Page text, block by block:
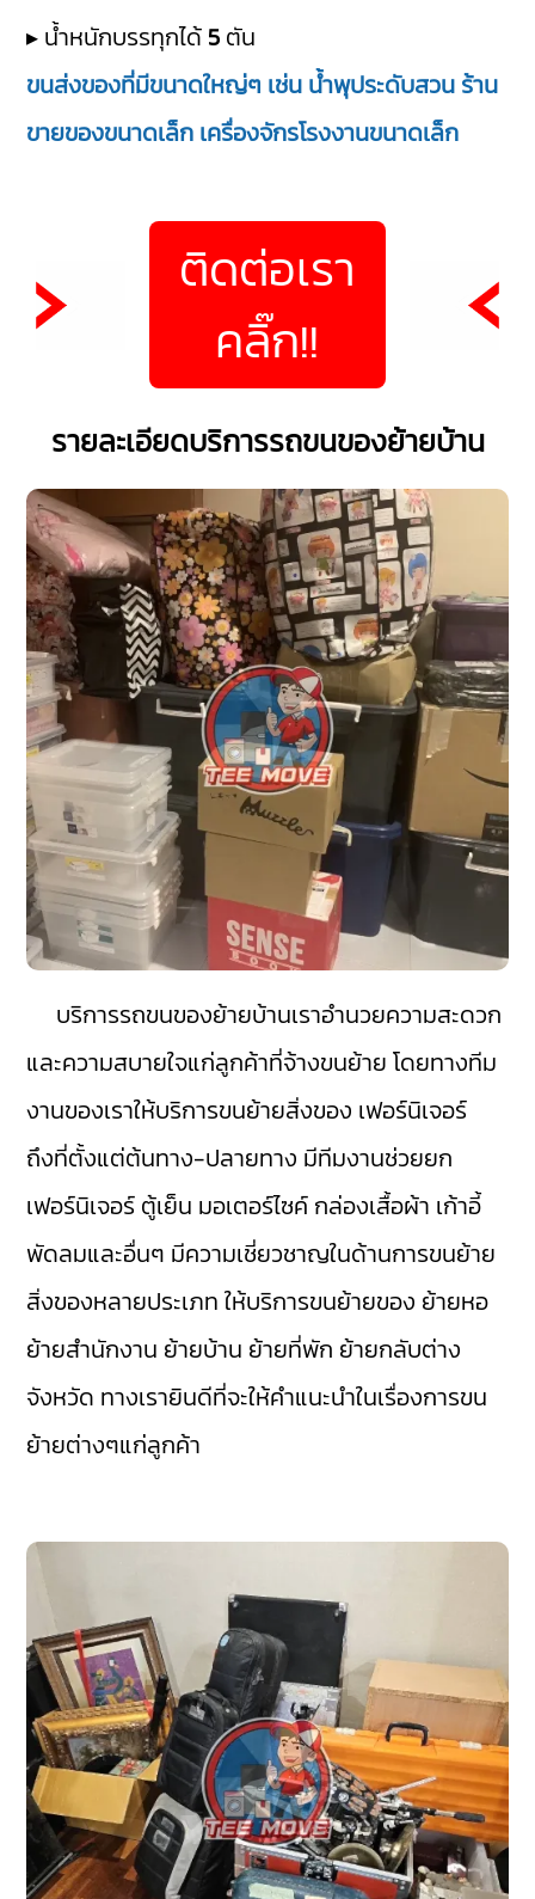
▸ น้ำหนักบรรทุกได้ 5 ตัน
ขนส่งของที่มีขนาดใหญ่ๆ เช่น น้ำพุประดับสวน ร้าน
ขายของขนาดเล็ก เครื่องจักรโรงงานขนาดเล็ก
ติดต่อเรา
คลิ๊ก!!
รายละเอียดบริการรถขนของย้ายบ้าน
บริการรถขนของย้ายบ้านเราอำนวยความสะดวก
และความสบายใจแก่ลูกค้าที่จ้างขนย้าย โดยทางทีม
งานของเราให้บริการขนย้ายสิ่งของ เฟอร์นิเจอร์
ถึงที่ตั้งแต่ต้นทาง-ปลายทาง มีทีมงานช่วยยก
เฟอร์นิเจอร์ ตู้เย็น มอเตอร์ไซค์ กล่องเสื้อผ้า เก้าอี้
พัดลมและอื่นๆ มีความเชี่ยวชาญในด้านการขนย้าย
สิ่งของหลายประเภท ให้บริการขนย้ายของ ย้ายหอ
ย้ายสำนักงาน ย้ายบ้าน ย้ายที่พัก ย้ายกลับต่าง
จังหวัด ทางเรายินดีที่จะให้คำแนะนำในเรื่องการขน
ย้ายต่างๆแก่ลูกค้า